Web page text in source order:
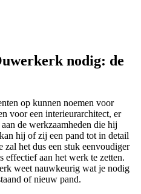
nodig: de
op kunnen noemen voor
voor een interieurarchitect, er
de werkzaamheden die hij
hij of zij een pand tot in detail
het dus een stuk eenvoudiger
effectief aan het werk te zetten.
weet nauwkeurig wat je nodig
of nieuw pand.